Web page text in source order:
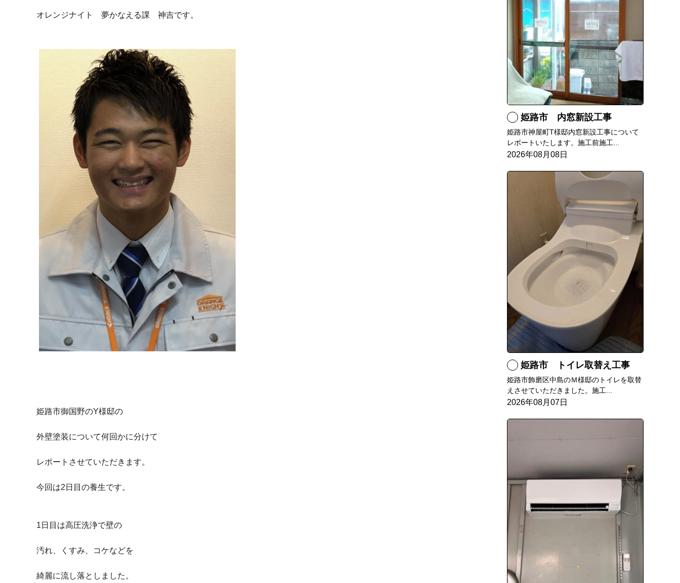
オレンジナイト 夢かなえる課 神吉です。
姫路市御国野のY様邸の
外壁塗装について何回かに分けて
レポートさせていただきます。
今回は2日目の養生です。
1日目は高圧洗浄で壁の
汚れ、くすみ、コケなどを
綺麗に流し落としました。
姫路市 内窓新設工事
姫路市神屋町T様邸内窓新設工事について
レポートいたします。施工前施工...
2026年08月08日
姫路市 トイレ取替え工事
姫路市飾磨区中島のＭ様邸のトイレを取替
えさせていただきました。施工...
2026年08月07日